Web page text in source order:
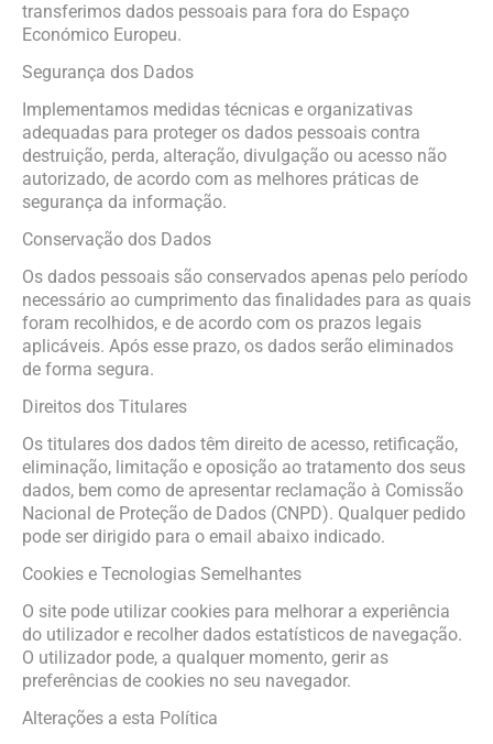
transferimos dados pessoais para fora do Espaço
Económico Europeu.
Segurança dos Dados
Implementamos medidas técnicas e organizativas
adequadas para proteger os dados pessoais contra
destruição, perda, alteração, divulgação ou acesso não
autorizado, de acordo com as melhores práticas de
segurança da informação.
Conservação dos Dados
Os dados pessoais são conservados apenas pelo período
necessário ao cumprimento das finalidades para as quais
foram recolhidos, e de acordo com os prazos legais
aplicáveis. Após esse prazo, os dados serão eliminados
de forma segura.
Direitos dos Titulares
Os titulares dos dados têm direito de acesso, retificação,
eliminação, limitação e oposição ao tratamento dos seus
dados, bem como de apresentar reclamação à Comissão
Nacional de Proteção de Dados (CNPD). Qualquer pedido
pode ser dirigido para o email abaixo indicado.
Cookies e Tecnologias Semelhantes
O site pode utilizar cookies para melhorar a experiência
do utilizador e recolher dados estatísticos de navegação.
O utilizador pode, a qualquer momento, gerir as
preferências de cookies no seu navegador.
Alterações a esta Política